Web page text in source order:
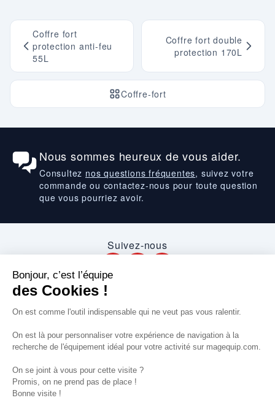
Coffre fort
protection anti-feu
55L
Coffre-fort
Coffre fort double
protection 170L
Nous sommes heureux de vous aider.
Consultez nos questions fréquentes, suivez votre
commande ou contactez-nous pour toute question
que vous pourriez avoir.
Suivez-nous
VOS SERVICES
VOS DEMANDES
NOTRE SOCIETE